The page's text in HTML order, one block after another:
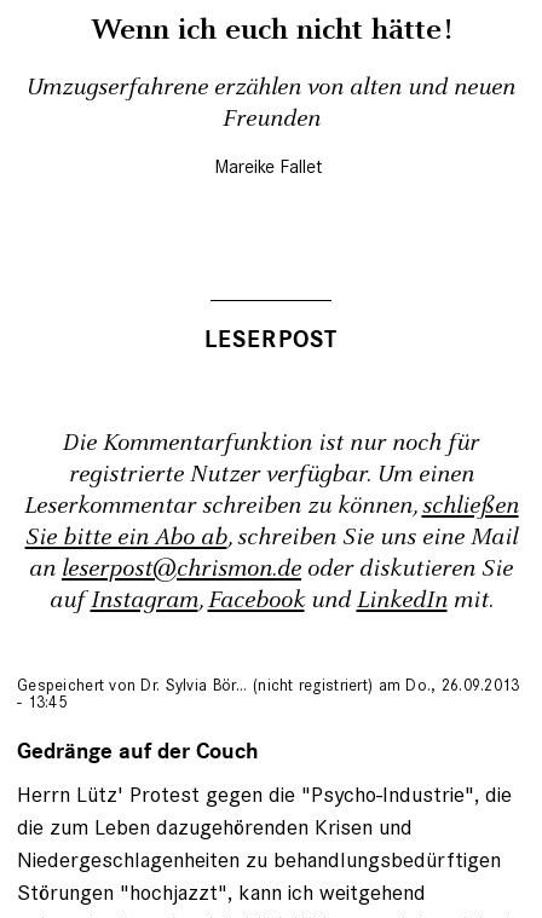
Wenn ich euch nicht hätte!
Umzugserfahrene erzählen von alten und neuen
Freunden
Mareike Fallet
Die Kommentarfunktion ist nur noch für
registrierte Nutzer verfügbar. Um einen
Leserkommentar schreiben zu können,schließen
Sie bitte ein Abo ab, schreiben Sie uns eine Mail
an leserpost@chrismon.de oder diskutieren Sie
aufInstagram,FacebookundLinkedInmit.
Gespeichert vonDr. Sylvia Bör… (nicht registriert) am Do., 26.09.2013
- 13:45
Gedränge auf der Couch
Herrn Lütz' Protest gegen die "Psycho-Industrie", die
die zum Leben dazugehörenden Krisen und
Niedergeschlagenheiten zu behandlungsbedürftigen
Störungen "hochjazzt", kann ich weitgehend